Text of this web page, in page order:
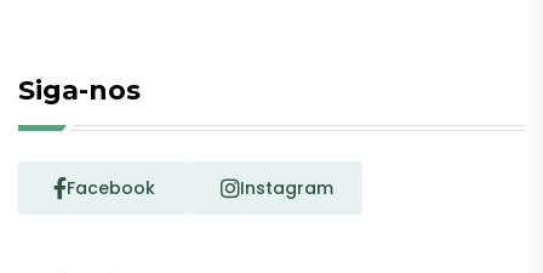
Siga-nos
Facebook Instagram